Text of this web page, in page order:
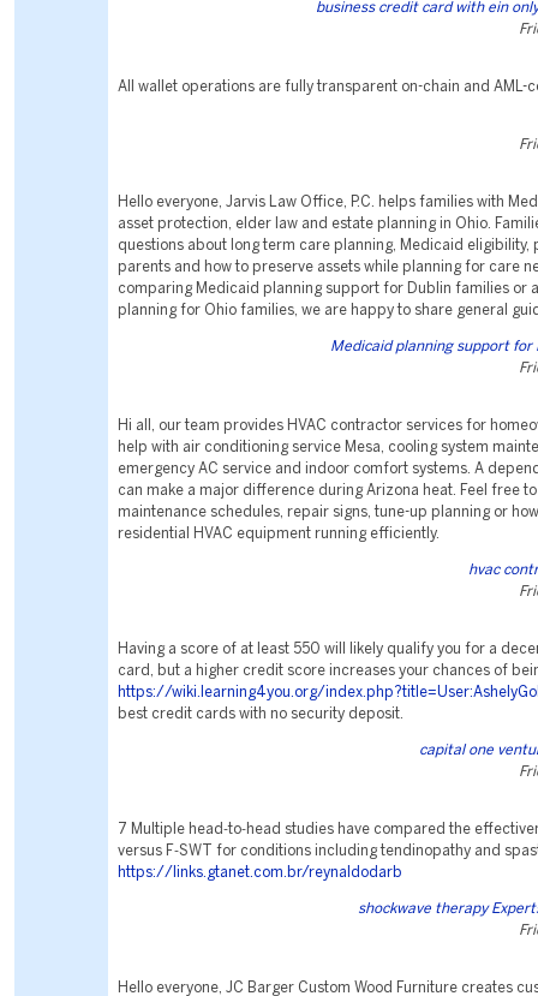
business credit card with ein
All wallet operations are fully transparent on-chain and AML-
Hello everyone, Jarvis Law Office, P.C. helps families with
asset protection, elder law and estate planning in Ohio.
questions about long term care planning, Medicaid eligibility,
parents and how to preserve assets while planning for care
comparing Medicaid planning support for Dublin families or
planning for Ohio families, we are happy to share general
Medicaid planning support for
Hi all, our team provides HVAC contractor services for
help with air conditioning service Mesa, cooling system
emergency AC service and indoor comfort systems. A
can make a major difference during Arizona heat. Feel free
maintenance schedules, repair signs, tune-up planning or
residential HVAC equipment running efficiently.
hvac
Having a score of at least 550 will likely qualify you for a
card, but a higher credit score increases your chances of
https://wiki.learning4you.org/
best credit cards with no security deposit.
capital one
7 Multiple head‐to‐head studies have compared the
versus F‐SWT for conditions including tendinopathy and
https://links.gtanet.com.br/reynaldodarb
shockwave therapy
Hello everyone, JC Barger Custom Wood Furniture creates